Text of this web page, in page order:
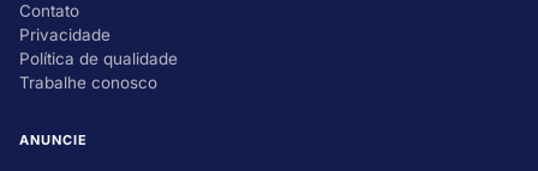
Contato
Privacidade
Política de qualidade
Trabalhe conosco
ANUNCIE